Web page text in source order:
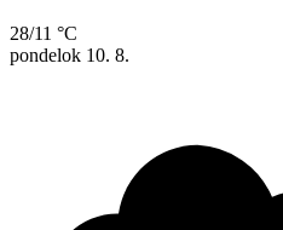
28/11 °C
pondelok 10. 8.